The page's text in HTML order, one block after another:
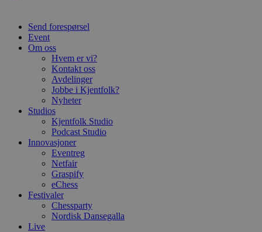
Send forespørsel
Event
Om oss
Hvem er vi?
Kontakt oss
Avdelinger
Jobbe i Kjentfolk?
Nyheter
Studios
Kjentfolk Studio
Podcast Studio
Innovasjoner
Eventreg
Netfair
Graspify
eChess
Festivaler
Chessparty
Nordisk Dansegalla
Live